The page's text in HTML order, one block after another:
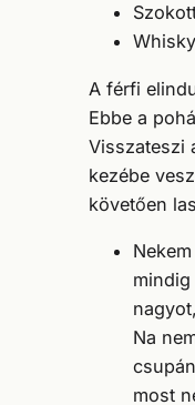
A férfi
Ebbe a
Visszateszi
kezébe
követően
mindig
Na
most